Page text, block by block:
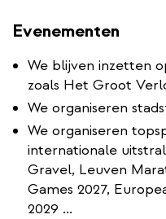
Evenementen
We blijven inzetten
zoals Het Groot
We organiseren
We organiseren
internationale
Gravel, Leuven
Games 2027,
2029 ...